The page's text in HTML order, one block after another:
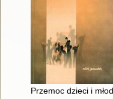
Przemoc dzieci i